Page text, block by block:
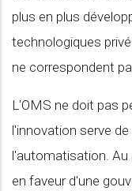
plus en plus
technologiques
ne correspondent
L'OMS ne doit pas
l'innovation serve
l'automatisation. Au
en faveur d'une